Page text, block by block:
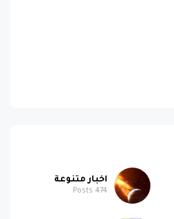
اخبار متنوعة
474